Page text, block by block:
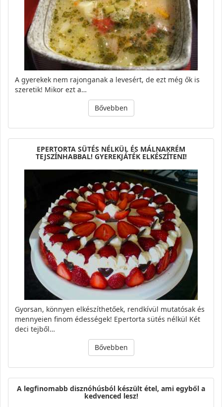
A gyerekek nem rajonganak a levesért, de ezt még ők is
szeretik! Mikor ezt a…
Bővebben
EPERTORTA SÜTÉS NÉLKÜL ÉS MÁLNAKRÉM
TEJSZÍNHABBAL! GYEREKJÁTÉK ELKÉSZÍTENI!
Gyorsan, könnyen elkészíthetőek, rendkívül mutatósak és
mennyeien finom édességek! Epertorta sütés nélkül Két
deci tejből…
Bővebben
A legfinomabb disznóhúsból készült étel, ami egyből a
kedvenced lesz!